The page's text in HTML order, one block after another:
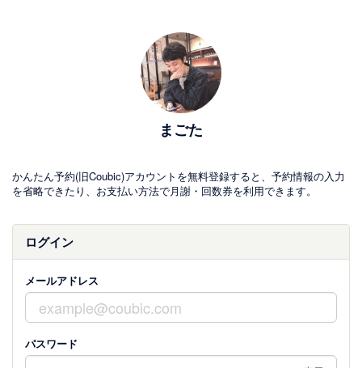
まごた
かんたん予約(旧Coubic)アカウントを無料登録すると、予約情報の入力
を省略できたり、お支払い方法で月謝・回数券を利用できます。
ログイン
メールアドレス
パスワード